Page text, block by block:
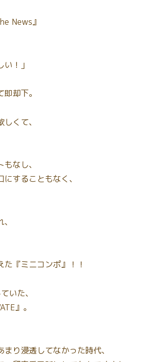
News』
い！」
却下。
くて、
なし、
することもなく、
『ミニコンポ』！！
いた、
』。
り浸透してなかった時代、